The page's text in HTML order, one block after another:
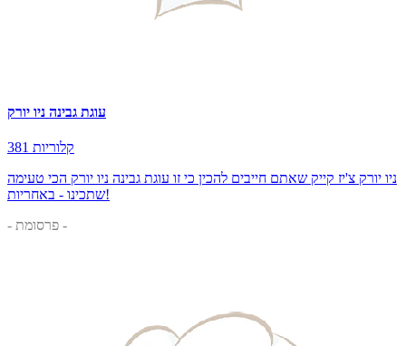
עוגת גבינה ניו יורק
381 קלוריות
ניו יורק צ'יז קייק שאתם חייבים להכין כי זו עוגת גבינה ניו יורק הכי טעימה
שתכינו - באחריות!
- פרסומת -